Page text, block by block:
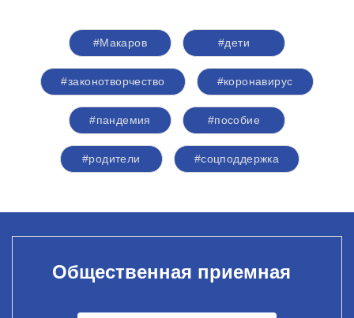
#Макаров #дети
#законотворчество #коронавирус
#пандемия #пособие
#родители #соцподдержка
Общественная приемная